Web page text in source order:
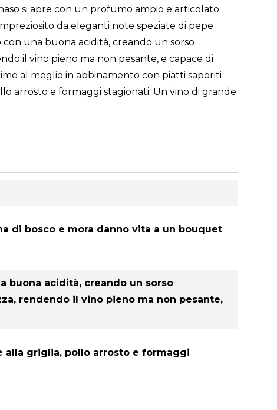
si apre con un profumo ampio e articolato:
da eleganti note speziate di pepe
una buona acidità, creando un sorso
il vino pieno ma non pesante, e capace di
al meglio in abbinamento con piatti saporiti
arrosto e formaggi stagionati. Un vino di grande
di bosco e mora danno vita a un bouquet
buona acidità, creando un sorso
rendendo il vino pieno ma non pesante,
alla griglia, pollo arrosto e formaggi